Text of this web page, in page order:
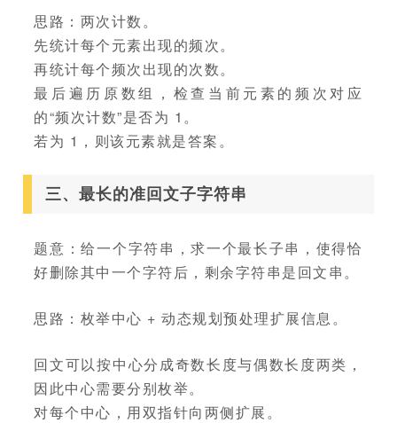
思路：两次计数。
先统计每个元素出现的频次。
再统计每个频次出现的次数。
最后遍历原数组，检查当前元素的频次对应
的“频次计数”是否为 1。
若为 1，则该元素就是答案。
三、最长的准回文子字符串
题意：给一个字符串，求一个最长子串，使得恰
好删除其中一个字符后，剩余字符串是回文串。
思路：枚举中心 + 动态规划预处理扩展信息。
回文可以按中心分成奇数长度与偶数长度两类，
因此中心需要分别枚举。
对每个中心，用双指针向两侧扩展。